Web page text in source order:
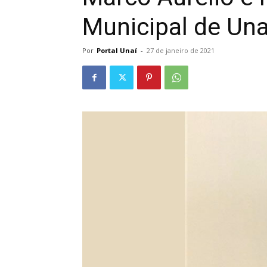
Municipal de
Por Portal Unaí - 27 de janeiro de 2021